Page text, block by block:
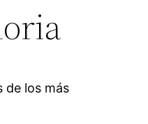
de los más